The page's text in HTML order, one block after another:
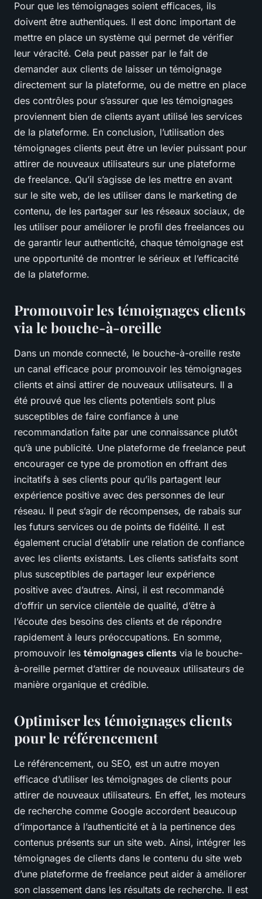
Pour que les témoignages soient efficaces, ils
doivent être authentiques. Il est donc important de
mettre en place un système qui permet de vérifier
leur véracité. Cela peut passer par le fait de
demander aux clients de laisser un témoignage
directement sur la plateforme, ou de mettre en place
des contrôles pour s’assurer que les témoignages
proviennent bien de clients ayant utilisé les services
de la plateforme. En conclusion, l’utilisation des
témoignages clients peut être un levier puissant pour
attirer de nouveaux utilisateurs sur une plateforme
de freelance. Qu’il s’agisse de les mettre en avant
sur le site web, de les utiliser dans le marketing de
contenu, de les partager sur les réseaux sociaux, de
les utiliser pour améliorer le profil des freelances ou
de garantir leur authenticité, chaque témoignage est
une opportunité de montrer le sérieux et l’efficacité
de la plateforme.
Promouvoir les témoignages clients
via le bouche-à-oreille
Dans un monde connecté, le bouche-à-oreille reste
un canal efficace pour promouvoir les témoignages
clients et ainsi attirer de nouveaux utilisateurs. Il a
été prouvé que les clients potentiels sont plus
susceptibles de faire confiance à une
recommandation faite par une connaissance plutôt
qu’à une publicité. Une plateforme de freelance peut
encourager ce type de promotion en offrant des
incitatifs à ses clients pour qu’ils partagent leur
expérience positive avec des personnes de leur
réseau. Il peut s’agir de récompenses, de rabais sur
les futurs services ou de points de fidélité. Il est
également crucial d’établir une relation de confiance
avec les clients existants. Les clients satisfaits sont
plus susceptibles de partager leur expérience
positive avec d’autres. Ainsi, il est recommandé
d’offrir un service clientèle de qualité, d’être à
l’écoute des besoins des clients et de répondre
rapidement à leurs préoccupations. En somme,
promouvoir les témoignages clients via le bouche-
à-oreille permet d’attirer de nouveaux utilisateurs de
manière organique et crédible.
Optimiser les témoignages clients
pour le référencement
Le référencement, ou SEO, est un autre moyen
efficace d’utiliser les témoignages de clients pour
attirer de nouveaux utilisateurs. En effet, les moteurs
de recherche comme Google accordent beaucoup
d’importance à l’authenticité et à la pertinence des
contenus présents sur un site web. Ainsi, intégrer les
témoignages de clients dans le contenu du site web
d’une plateforme de freelance peut aider à améliorer
son classement dans les résultats de recherche. Il est